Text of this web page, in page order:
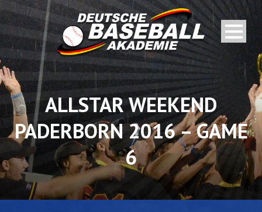
ALLSTAR WEEKEND
PADERBORN 2016 – GAME
6